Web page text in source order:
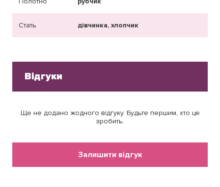
Стать дівчинка, хлопчик
Відгуки
Ще не додано жодного відгуку. Будьте першим, хто це
зробить.
Залишити відгук